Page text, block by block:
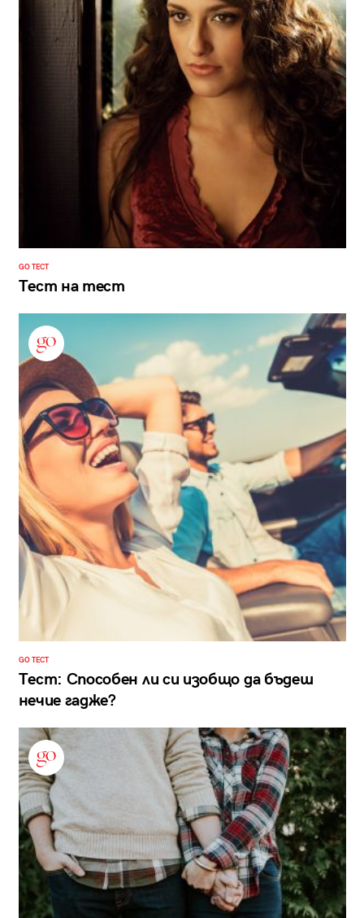
GO ТЕСТ
Тест на тест
GO ТЕСТ
Тест: Способен ли си изобщо да бъдеш
нечие гадже?